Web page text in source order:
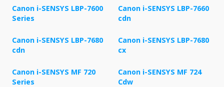
Canon i-SENSYS LBP-7600
Series
Canon i-SENSYS LBP-7660
cdn
Canon i-SENSYS LBP-7680
cdn
Canon i-SENSYS LBP-7680
cx
Canon i-SENSYS MF 720
Series
Canon i-SENSYS MF 724
Cdw